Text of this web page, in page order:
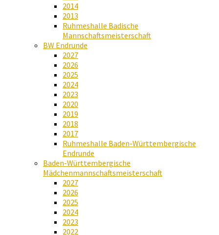
2014
2013
Ruhmeshalle Badische
Mannschaftsmeisterschaft
BW Endrunde
2027
2026
2025
2024
2023
2020
2019
2018
2017
Ruhmeshalle Baden-Württembergische
Endrunde
Baden-Württembergische
Mädchenmannschaftsmeisterschaft
2027
2026
2025
2024
2023
2022